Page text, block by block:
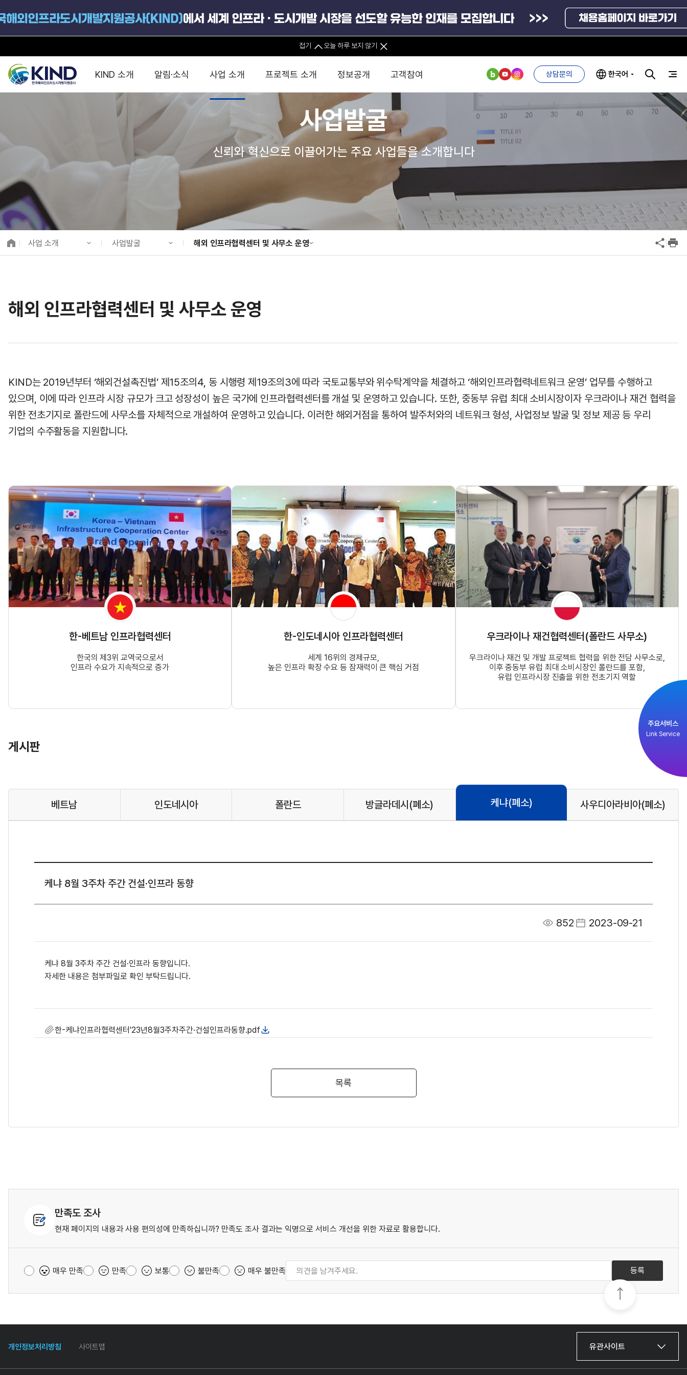
접기 오늘 하루 보지 않기
KIND 소개
공사개요
연혁
경영진 소개
조직도 및 연락처
글로벌 네트워크
윤리헌장
인권경영헌장
실천서약
인권경영 게시판
ESG 경영전략
ESG 추진체계
ESG 경영 선언문
의견수렴
알림·소식
KIND 소식
보도자료
뉴스레터
카드뉴스
사업 소개
중소·중견기업 지원
해외진출 지원
맞춤형 지원상담
해외 인프라협력센터 및 사무소
해외 PPP동향 · 정책 분석
타당성조사(F/S)
K-City Network
EIPP
팀코리아 구성 및 사업제안
금융자문
직접투자
정책펀드 관리
PIS 1단계
녹색인프라해외수출지원펀드
프로젝트 소개
전체사업
직접투자사업
정책펀드사업
정보공개
진출전략
경영공시
고객참여
정부부처 및
유관기관
국외기관
연구기관
익명제보시스템
청탁금지법
부패방지법
위반신고
기업성장응답센터
상담문의 한국어
주요서비스
Link Service
사업발굴
신뢰와 혁신으로 이끌어가는 주요 사업들을 소개합니다
사업 소개
사업 소개
정보공개
사업발굴
사업개발
투자승인사업관리
해외 인프라협력센터 및 사무소 운영
정책사업
해외 인프라협력센터 및 사무소 운영
KIND는 2019년부터 ‘해외건설촉진법’ 제15조의4, 동 시행령 제19조의3에 따라 국토교통부와 위수탁계약을 체결하고 ‘해외인프라협력네트워크 운영’ 업무를 수행하고
있으며, 이에 따라 인프라 시장 규모가 크고 성장성이 높은 국가에 인프라협력센터를 개설 및 운영하고 있습니다. 또한, 중동부 유럽 최대 소비시장이자 우크라이나 재건 협력을
위한 전초기지로 폴란드에 사무소를 자체적으로 개설하여 운영하고 있습니다. 이러한 해외거점을 통하여 발주처와의 네트워크 형성, 사업정보 발굴 및 정보 제공 등 우리
기업의 수주활동을 지원합니다.
한-베트남 인프라협력센터
한국의 제3위 교역국으로서
인프라 수요가 지속적으로 증가
한-인도네시아 인프라협력센터
세계 16위의 경제규모,
높은 인프라 확장 수요 등 잠재력이 큰 핵심 거점
우크라이나 재건협력센터(폴란드 사무소)
우크라이나 재건 및 개발 프로젝트 협력을 위한 전담 사무소로,
이후 중동부 유럽 최대 소비시장인 폴란드를 포함,
유럽 인프라시장 진출을 위한 전초기지 역할
게시판
베트남 인도네시아 폴란드 방글라데시 (폐소) 케냐(폐소) 사우디아라비아(폐소)
케냐 8월 3주차 주간 건설·인프라 동향
852 2023-09-21
케냐 8월 3주차 주간 건설·인프라 동향입니다.
자세한 내용은 첨부파일로 확인 부탁드립니다.
한-케냐인프라협력센터'23년8월3주차주간·건설인프라동향.pdf
목록
만족도 조사
현재 페이지의 내용과 사용 편의성에 만족하십니까? 만족도 조사 결과는 익명으로 서비스 개선을 위한 자료로 활용합니다.
매우 만족 만족 보통 불만족 매우 불만족 등록
개인정보처리방침 사이트맵 유관사이트